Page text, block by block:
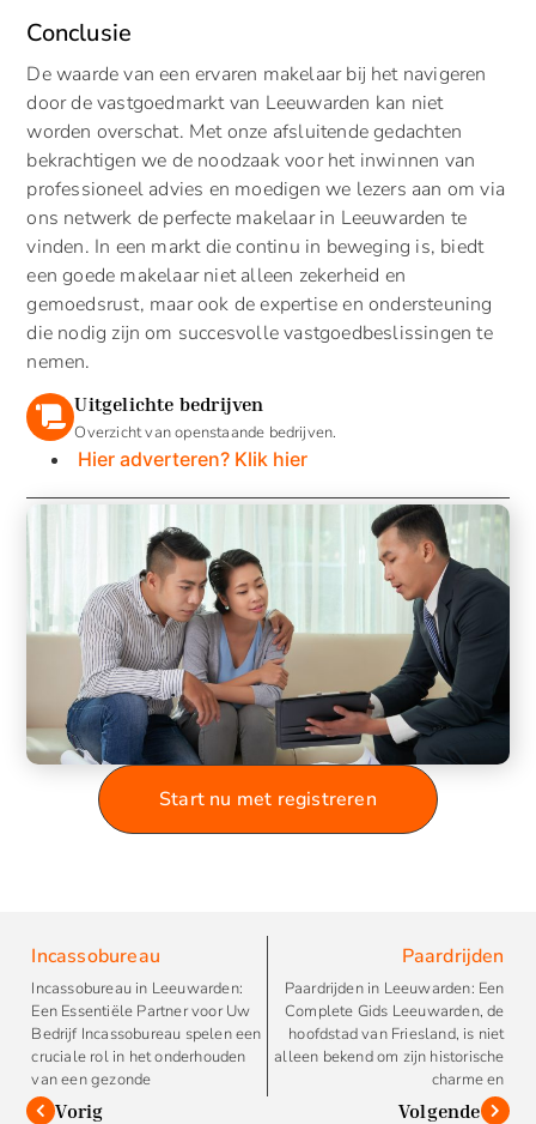
Conclusie
De waarde van een ervaren makelaar bij het navigeren
door de vastgoedmarkt van Leeuwarden kan niet
worden overschat. Met onze afsluitende gedachten
bekrachtigen we de noodzaak voor het inwinnen van
professioneel advies en moedigen we lezers aan om via
ons netwerk de perfecte makelaar in Leeuwarden te
vinden. In een markt die continu in beweging is, biedt
een goede makelaar niet alleen zekerheid en
gemoedsrust, maar ook de expertise en ondersteuning
die nodig zijn om succesvolle vastgoedbeslissingen te
nemen.
Uitgelichte bedrijven
Overzicht van openstaande bedrijven.
Hier adverteren? Klik hier
Start nu met registreren
Incassobureau
Incassobureau in Leeuwarden:
Een Essentiële Partner voor Uw
Bedrijf Incassobureau spelen een
cruciale rol in het onderhouden
van een gezonde
Vorig
Paardrijden
Paardrijden in Leeuwarden: Een
Complete Gids Leeuwarden, de
hoofdstad van Friesland, is niet
alleen bekend om zijn historische
charme en
Volgende